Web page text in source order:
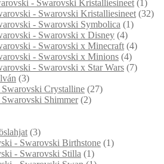
- Swarovski Kristalliesineet (1)
- Swarovski Kristalliesineet (32)
- Swarovski Symbolica (1)
- Swarovski x Disney (4)
- Swarovski x Minecraft (4)
- Swarovski x Minions (4)
- Swarovski x Star Wars (7)
(3)
Crystalline (27)
Shimmer (2)
(3)
- Swarovski Birthstone (1)
- Swarovski Stilla (1)